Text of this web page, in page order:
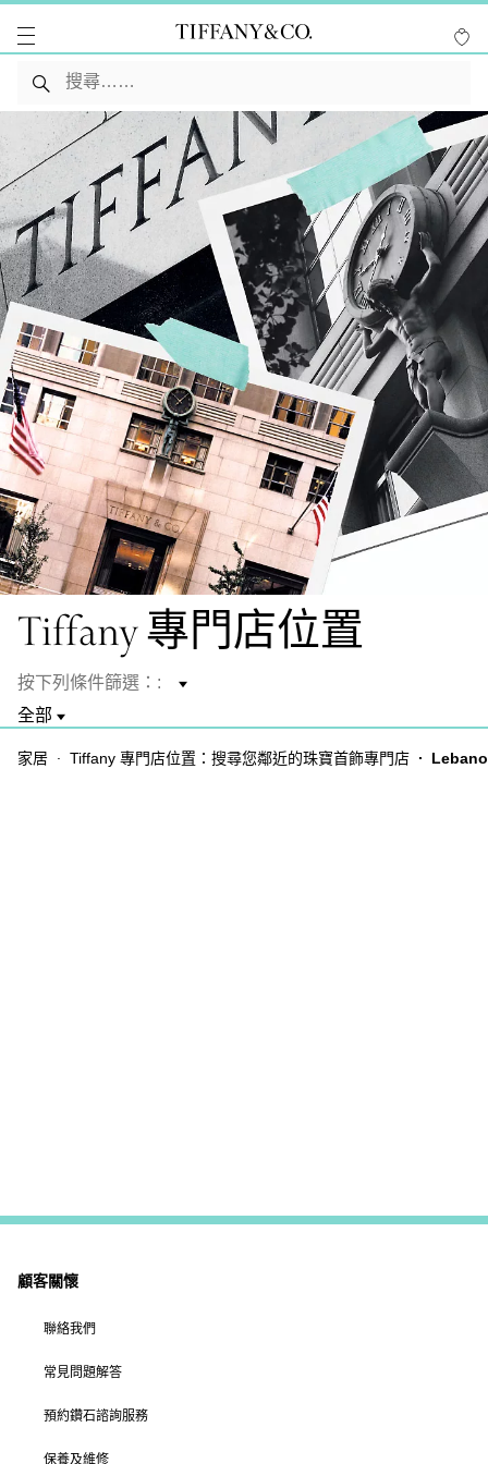
Tiffany 專門店位置
按下列條件篩選：:
家居 Tiffany 專門店位置：搜尋您鄰近的珠寶首飾專門店
顧客關懷
聯絡我們
常見問題解答
預約鑽石諮詢服務
保養及維修